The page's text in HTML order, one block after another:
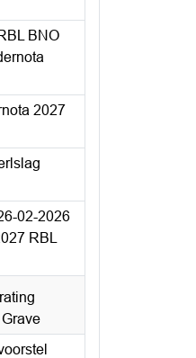
BNO
2027
02-2026
RBL